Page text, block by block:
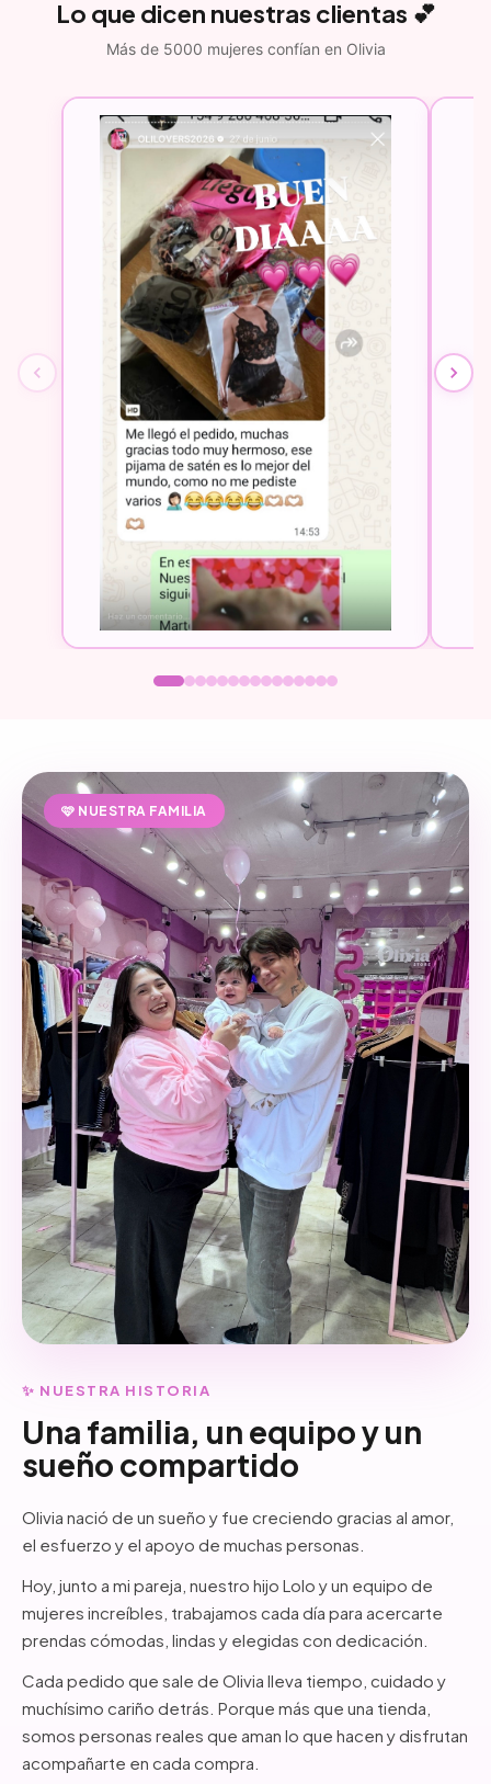
Lo que dicen nuestras clientas 💕
Más de 5000 mujeres confían en Olivia
🩷 NUESTRA FAMILIA
✨ NUESTRA HISTORIA
Una familia, un equipo y un
sueño compartido
Olivia nació de un sueño y fue creciendo gracias al amor,
el esfuerzo y el apoyo de muchas personas.
Hoy, junto a mi pareja, nuestro hijo Lolo y un equipo de
mujeres increíbles, trabajamos cada día para acercarte
prendas cómodas, lindas y elegidas con dedicación.
Cada pedido que sale de Olivia lleva tiempo, cuidado y
muchísimo cariño detrás. Porque más que una tienda,
somos personas reales que aman lo que hacen y disfrutan
acompañarte en cada compra.